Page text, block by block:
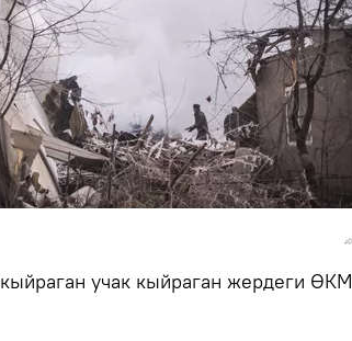
учак кыйраган жердеги ӨКМ